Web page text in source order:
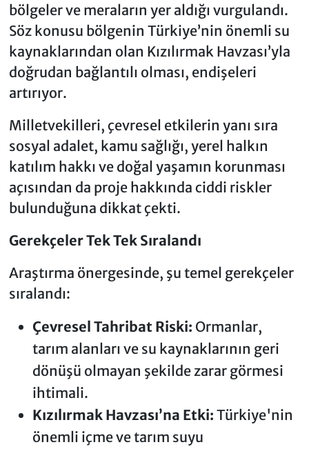
bölgeler ve meraların yer aldığı vurgulandı.
Söz konusu bölgenin Türkiye’nin önemli su
kaynaklarından olan Kızılırmak Havzası’yla
doğrudan bağlantılı olması, endişeleri
artırıyor.
Milletvekilleri, çevresel etkilerin yanı sıra
sosyal adalet, kamu sağlığı, yerel halkın
katılım hakkı ve doğal yaşamın korunması
açısından da proje hakkında ciddi riskler
bulunduğuna dikkat çekti.
Gerekçeler Tek Tek Sıralandı
Araştırma önergesinde, şu temel gerekçeler
sıralandı:
Çevresel Tahribat Riski: Ormanlar,
tarım alanları ve su kaynaklarının geri
dönüşü olmayan şekilde zarar görmesi
ihtimali.
Kızılırmak Havzası’na Etki: Türkiye'nin
önemli içme ve tarım suyu